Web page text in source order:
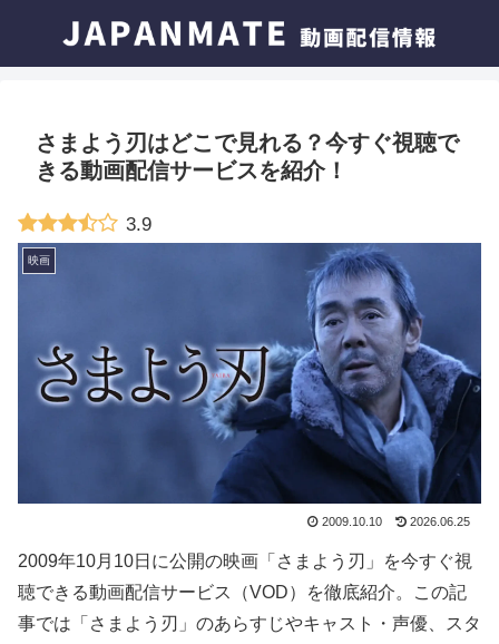
さまよう刃はどこで見れる？今すぐ視聴で
きる動画配信サービスを紹介！
3.9
映画
2009.10.10 2026.06.25
2009年10月10日に公開の映画「さまよう刃」を今すぐ視
聴できる動画配信サービス（VOD）を徹底紹介。この記
事では「さまよう刃」のあらすじやキャスト・声優、スタ